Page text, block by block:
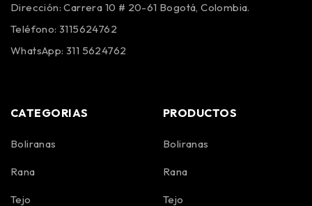
Dirección: Carrera 10 # 20-61 Bogotá, Colombia.
Teléfono: 3115624762
WhatsApp: 311 5624762
CATEGORIAS
Boliranas
Rana
Tejo
PRODUCTOS
Boliranas
Rana
Tejo